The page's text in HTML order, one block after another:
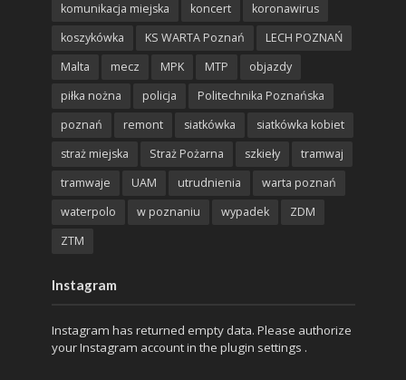
komunikacja miejska
koncert
koronawirus
koszykówka
KS WARTA Poznań
LECH POZNAŃ
Malta
mecz MPK MTP
objazdy
piłka nożna
policja
Politechnika Poznańska
poznań
remont siatkówka
siatkówka kobiet
straż miejska
Straż Pożarna szkieły
tramwaj
tramwaje
UAM utrudnienia
warta poznań
waterpolo
w poznaniu wypadek
ZDM
ZTM
Instagram
Instagram has returned empty data. Please authorize
your Instagram account in the plugin settings .